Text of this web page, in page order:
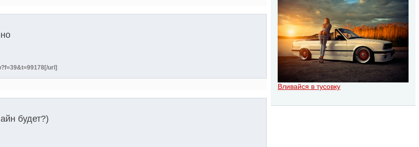
Вливайся в тусовку
url]
будет?)